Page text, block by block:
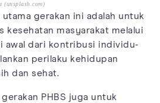
(unsplash.com)
utama gerakan ini adalah untuk
kesehatan masyarakat melalui
awal dari kontribusi individu-
perilaku kehidupan
dan sehat.
PHBS juga untuk